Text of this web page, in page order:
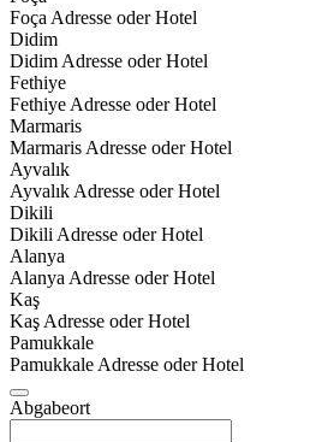
Foça Adresse oder Hotel
Didim
Didim Adresse oder Hotel
Fethiye
Fethiye Adresse oder Hotel
Marmaris
Marmaris Adresse oder Hotel
Ayvalık
Ayvalık Adresse oder Hotel
Dikili
Dikili Adresse oder Hotel
Alanya
Alanya Adresse oder Hotel
Kaş
Kaş Adresse oder Hotel
Pamukkale
Pamukkale Adresse oder Hotel
Abgabeort